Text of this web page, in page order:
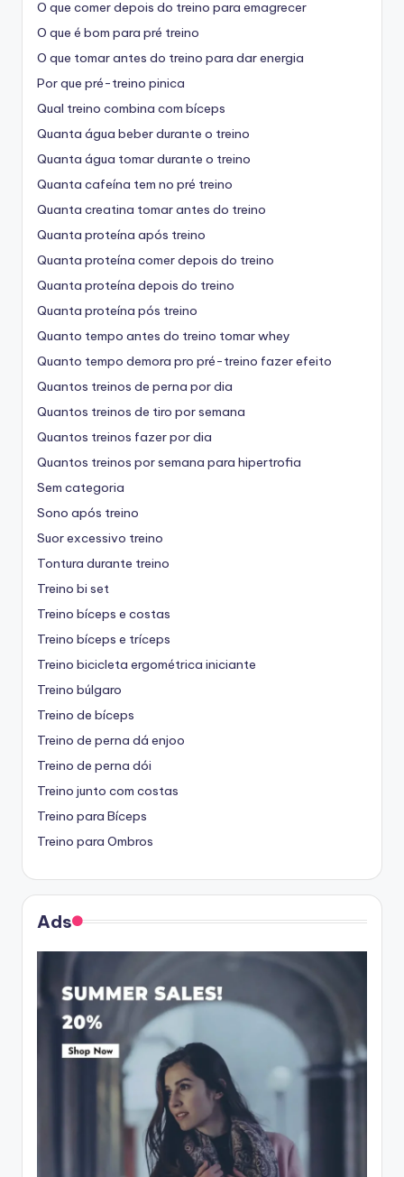
O que comer depois do treino para emagrecer
O que é bom para pré treino
O que tomar antes do treino para dar energia
Por que pré-treino pinica
Qual treino combina com bíceps
Quanta água beber durante o treino
Quanta água tomar durante o treino
Quanta cafeína tem no pré treino
Quanta creatina tomar antes do treino
Quanta proteína após treino
Quanta proteína comer depois do treino
Quanta proteína depois do treino
Quanta proteína pós treino
Quanto tempo antes do treino tomar whey
Quanto tempo demora pro pré-treino fazer efeito
Quantos treinos de perna por dia
Quantos treinos de tiro por semana
Quantos treinos fazer por dia
Quantos treinos por semana para hipertrofia
Sem categoria
Sono após treino
Suor excessivo treino
Tontura durante treino
Treino bi set
Treino bíceps e costas
Treino bíceps e tríceps
Treino bicicleta ergométrica iniciante
Treino búlgaro
Treino de bíceps
Treino de perna dá enjoo
Treino de perna dói
Treino junto com costas
Treino para Bíceps
Treino para Ombros
Ads